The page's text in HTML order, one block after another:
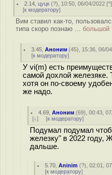
2.14 ,цуцк (?), 10:50, 06/04/2022 [^
[к модератору]
Вим ставил как-то,
типа скоро познаю ... большой
3.45 ,Аноним (45), 15:36, 06/
[к модератору]
У vi(m) есть
самой дохлой железяке.
хотя он по-своему
же надо.
4.69 ,Аноним (69), 00:43,
[↓] [к модератору]
Подумал подумал
железку" в 2022 году,
дальше.
5.70 ,Aninim (?), 02:01,
[к модератору]